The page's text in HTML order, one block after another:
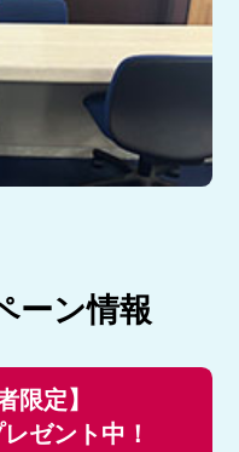
ーン情報
限定】
ゼント中！